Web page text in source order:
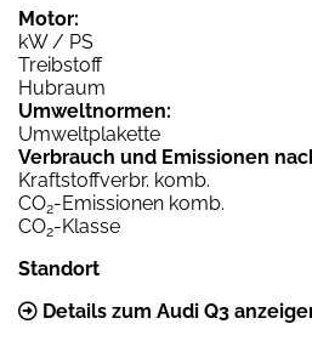
Motor:
kW / PS
Treibstoff
Hubraum
Umweltnormen:
Umweltplakette
Verbrauch und Emissionen
Kraftstoffverbr. komb.
CO2-Emissionen komb.
CO2-Klasse
Standort
Details zum Audi Q3